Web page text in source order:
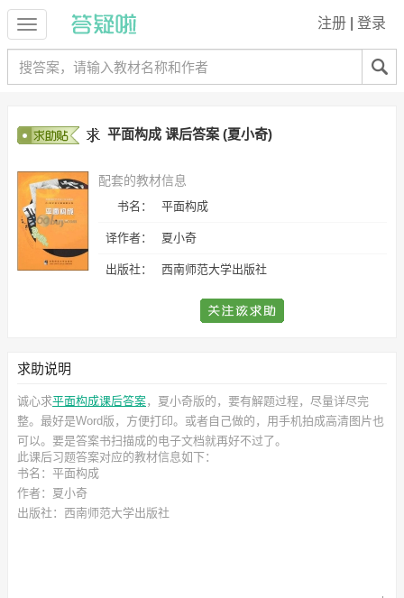
注册 登录
平面构成 课后答案 (夏小奇)
配套的教材信息
书名： 平面构成
译作者： 夏小奇
出版社： 西南师范大学出版社
求助说明
诚心求平面构成课后答案，夏小奇版的，要有解题过程，尽量详尽完
整。最好是Word版，方便打印。或者自己做的，用手机拍成高清图片也
可以。要是答案书扫描成的电子文档就再好不过了。
此课后习题答案对应的教材信息如下：
书名：平面构成
作者：夏小奇
出版社：西南师范大学出版社